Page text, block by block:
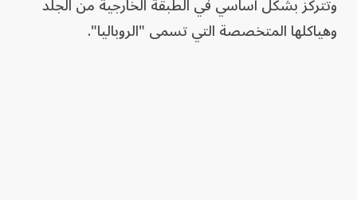
وهياكلها المتخصصة التي تسمى "الروباليا".